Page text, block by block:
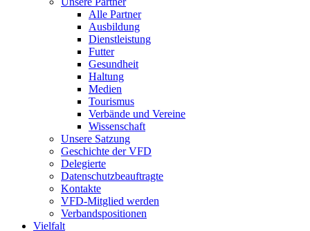
Alle Partner
Ausbildung
Dienstleistung
Futter
Gesundheit
Haltung
Medien
Tourismus
Verbände und Vereine
Wissenschaft
Unsere Satzung
Geschichte der VFD
Delegierte
Datenschutzbeauftragte
Kontakte
VFD-Mitglied werden
Verbandspositionen
Vielfalt